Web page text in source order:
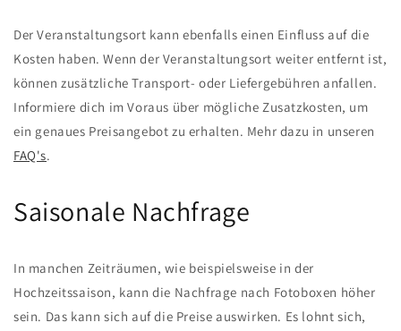
Der Veranstaltungsort kann ebenfalls einen Einfluss auf die
Kosten haben. Wenn der Veranstaltungsort weiter entfernt ist,
können zusätzliche Transport- oder Liefergebühren anfallen.
Informiere dich im Voraus über mögliche Zusatzkosten, um
ein genaues Preisangebot zu erhalten. Mehr dazu in unseren
FAQ's.
Saisonale Nachfrage
In manchen Zeiträumen, wie beispielsweise in der
Hochzeitssaison, kann die Nachfrage nach Fotoboxen höher
sein. Das kann sich auf die Preise auswirken. Es lohnt sich,